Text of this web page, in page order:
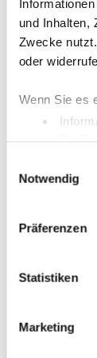
und Inhalten,
Zwecke
oder
Wenn Sie es
Ihr
fest.
auf unsere
die Sie ihnen
Notwendig
Präferenzen
Statistiken
Marketing